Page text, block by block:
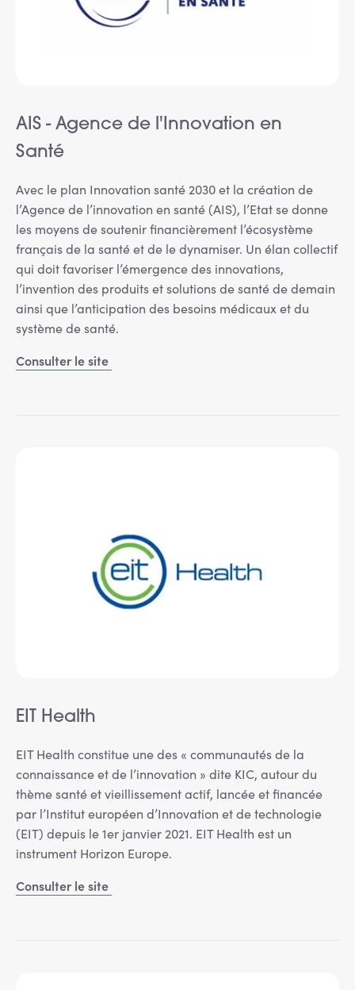
AIS - Agence de l'Innovation en
Santé
Avec le plan Innovation santé 2030 et la création de
l’Agence de l’innovation en santé (AIS), l’Etat se donne
les moyens de soutenir financièrement l’écosystème
français de la santé et de le dynamiser. Un élan collectif
qui doit favoriser l’émergence des innovations,
l’invention des produits et solutions de santé de demain
ainsi que l’anticipation des besoins médicaux et du
système de santé.
Consulter le site
EIT Health
EIT Health constitue une des « communautés de la
connaissance et de l’innovation » dite KIC, autour du
thème santé et vieillissement actif, lancée et financée
par l’Institut européen d’Innovation et de technologie
(EIT) depuis le 1er janvier 2021. EIT Health est un
instrument Horizon Europe.
Consulter le site